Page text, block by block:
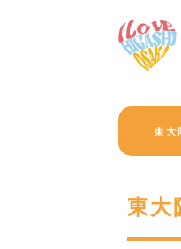
東大
東大